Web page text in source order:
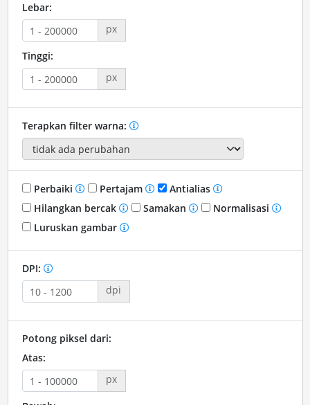
Lebar:
px
Tinggi:
px
Terapkan filter warna:
Perbaiki Pertajam
Antialias
Hilangkan bercak
Samakan
Normalisasi
Luruskan gambar
DPI:
dpi
Potong piksel dari:
Atas:
px